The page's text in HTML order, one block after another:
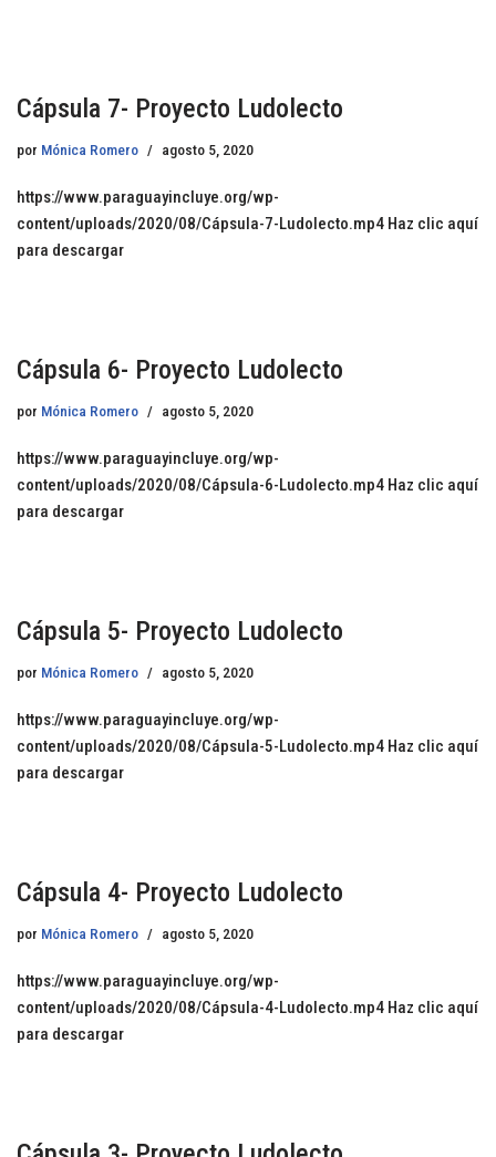
Cápsula 7- Proyecto Ludolecto
por Mónica Romero agosto 5, 2020
https://www.paraguayincluye.org/wp-
content/uploads/2020/08/Cápsula-7-Ludolecto.mp4 Haz clic aquí
para descargar
Cápsula 6- Proyecto Ludolecto
por Mónica Romero agosto 5, 2020
https://www.paraguayincluye.org/wp-
content/uploads/2020/08/Cápsula-6-Ludolecto.mp4 Haz clic aquí
para descargar
Cápsula 5- Proyecto Ludolecto
por Mónica Romero agosto 5, 2020
https://www.paraguayincluye.org/wp-
content/uploads/2020/08/Cápsula-5-Ludolecto.mp4 Haz clic aquí
para descargar
Cápsula 4- Proyecto Ludolecto
por Mónica Romero agosto 5, 2020
https://www.paraguayincluye.org/wp-
content/uploads/2020/08/Cápsula-4-Ludolecto.mp4 Haz clic aquí
para descargar